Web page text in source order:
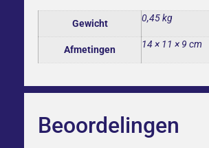
Gewicht 0,45 kg
Afmetingen 14 × 11 × 9 cm
Beoordelingen